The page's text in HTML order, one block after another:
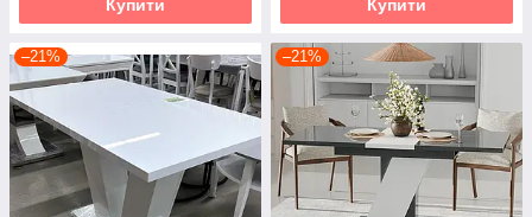
Купити Купити
–21% –21%